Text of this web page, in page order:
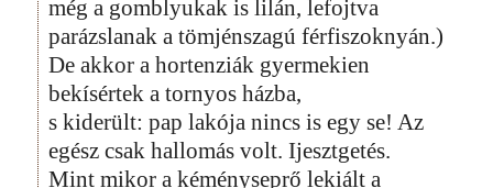
még a gomblyukak is lilán, lefojtva
parázslanak a tömjénszagú férfiszoknyán.)
De akkor a hortenziák gyermekien
bekísértek a tornyos házba,
s kiderült: pap lakója nincs is egy se! Az
egész csak hallomás volt. Ijesztgetés.
Mint mikor a kéményseprő lekiált a